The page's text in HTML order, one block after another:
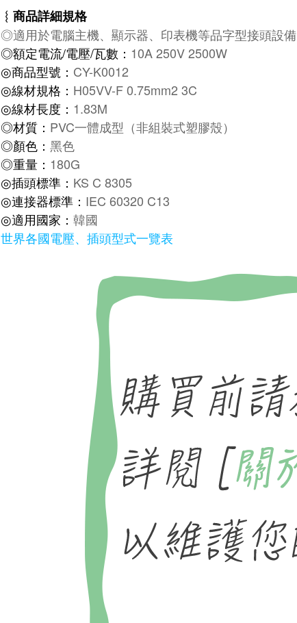
︴ 商品詳細規格
◎適用於電腦主機、顯示器、印表機等品字型接頭設備
◎額定電流/電壓/瓦數： 10A 250V 2500W
◎商品型號： CY-K0012
◎線材規格： H05VV-F 0.75mm2 3C
◎線材長度： 1.83M
◎材質： PVC一體成型（非組裝式塑膠殼）
◎顏色： 黑色
◎重量： 180G
◎插頭標準： KS C 8305
◎連接器標準： IEC 60320 C13
◎適用國家： 韓國
世界各國電壓、插頭型式一覽表